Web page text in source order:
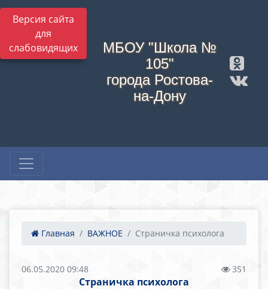
Версия сайта
для
слабовидящих
МБОУ "Школа №
105"
города Ростова-
на-Дону
Главная ВАЖНОЕ Страничка психолога
06.05.2020 09:48 351
Страничка психолога